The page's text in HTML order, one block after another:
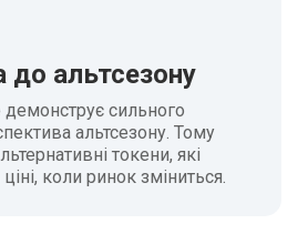
до альтсезону
демонструє сильного
альтсезону. Тому
токени, які
коли ринок зміниться.